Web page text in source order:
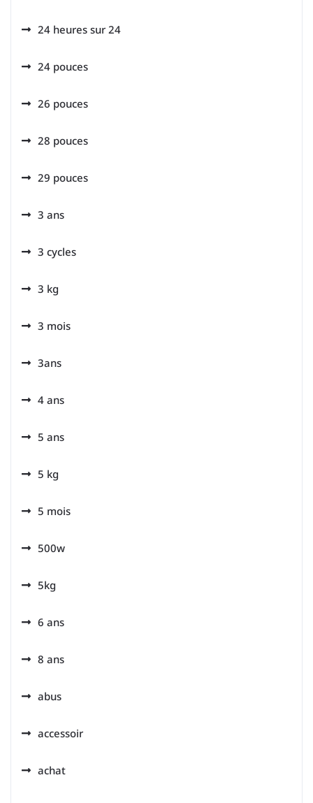
24 heures sur 24
24 pouces
26 pouces
28 pouces
29 pouces
3 ans
3 cycles
3 kg
3 mois
3ans
4 ans
5 ans
5 kg
5 mois
500w
5kg
6 ans
8 ans
abus
accessoir
achat